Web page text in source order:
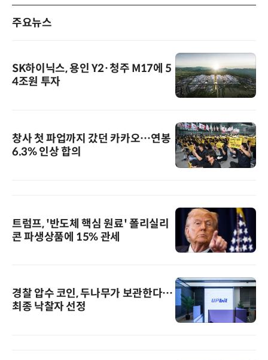
주요뉴스
SK하이닉스, 용인 Y2·청주 M17에 5
4조원 투자
창사 첫 파업까지 갔던 카카오…연봉
6.3% 인상 합의
트럼프, '반도체 핵심 원료' 폴리실리
콘 파생상품에 15% 관세
경찰 압수 코인, 두나무가 보관한다…
최종 낙찰자 선정